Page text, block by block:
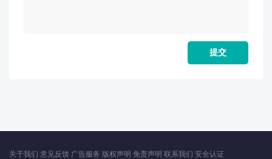
关于我们 意见反馈 广告服务 版权声明 免责声明 联系我们 安全认证